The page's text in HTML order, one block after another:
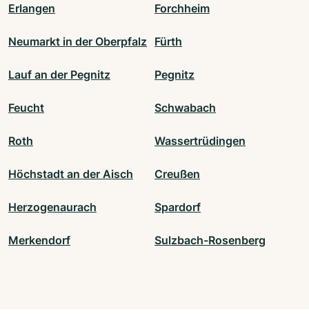
Erlangen Forchheim
Neumarkt in der Oberpfalz Fürth
Lauf an der Pegnitz Pegnitz
Feucht Schwabach
Roth Wassertrüdingen
Höchstadt an der Aisch Creußen
Herzogenaurach Spardorf
Merkendorf Sulzbach-Rosenberg